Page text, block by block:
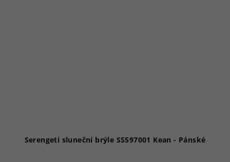
Serengeti sluneční brýle SS597001 Kean - Pánské